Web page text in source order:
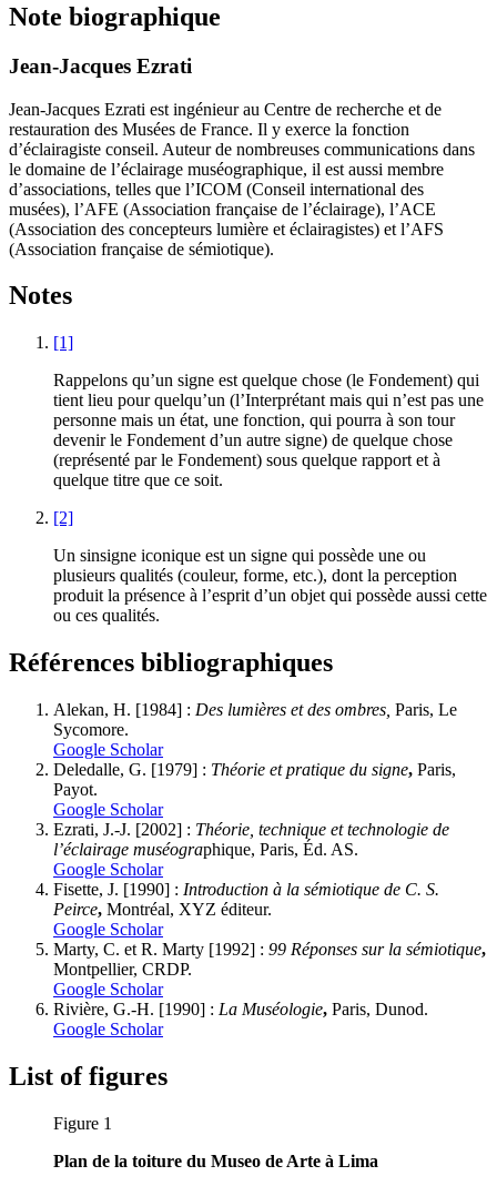
Note biographique
Jean-Jacques Ezrati
Jean-Jacques Ezrati est ingénieur au Centre de recherche et de
restauration des Musées de France. Il y exerce la fonction
d’éclairagiste conseil. Auteur de nombreuses communications dans
le domaine de l’éclairage muséographique, il est aussi membre
d’associations, telles que l’ICOM (Conseil international des
musées), l’AFE (Association française de l’éclairage), l’ACE
(Association des concepteurs lumière et éclairagistes) et l’AFS
(Association française de sémiotique).
Notes
[1]
Rappelons qu’un signe est quelque chose (le Fondement) qui
tient lieu pour quelqu’un (l’Interprétant mais qui n’est pas une
personne mais un état, une fonction, qui pourra à son tour
devenir le Fondement d’un autre signe) de quelque chose
(représenté par le Fondement) sous quelque rapport et à
quelque titre que ce soit.
[2]
Un sinsigne iconique est un signe qui possède une ou
plusieurs qualités (couleur, forme, etc.), dont la perception
produit la présence à l’esprit d’un objet qui possède aussi cette
ou ces qualités.
Références bibliographiques
Alekan, H. [1984] : Des lumières et des ombres, Paris, Le
Sycomore.
Google Scholar
Deledalle, G. [1979] : Théorie et pratique du signe, Paris,
Payot.
Google Scholar
Ezrati, J.-J. [2002] : Théorie, technique et technologie de
l’éclairage muséographique, Paris, Éd. AS.
Google Scholar
Fisette, J. [1990] : Introduction à la sémiotique de C. S.
Peirce, Montréal, XYZ éditeur.
Google Scholar
Marty, C. et R. Marty [1992] : 99 Réponses sur la sémiotique,
Montpellier, CRDP.
Google Scholar
Rivière, G.-H. [1990] : La Muséologie, Paris, Dunod.
Google Scholar
List of figures
Figure 1
Plan de la toiture du Museo de Arte à Lima